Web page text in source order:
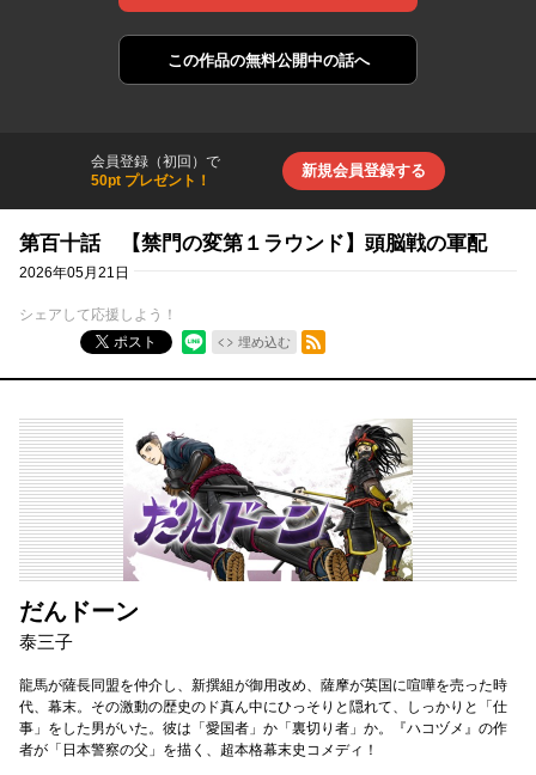
この作品の無料公開中の話へ
会員登録（初回）で
50pt プレゼント！
新規会員登録する
第百十話 【禁門の変第１ラウンド】頭脳戦の軍配
2026年05月21日
シェアして応援しよう！
ポスト
埋め込む
RSSフィード
だんドーン
泰三子
龍馬が薩長同盟を仲介し、新撰組が御用改め、薩摩が英国に喧嘩を売った時
代、幕末。その激動の歴史のド真ん中にひっそりと隠れて、しっかりと「仕
事」をした男がいた。彼は「愛国者」か「裏切り者」か。『ハコヅメ』の作
者が「日本警察の父」を描く、超本格幕末史コメディ！